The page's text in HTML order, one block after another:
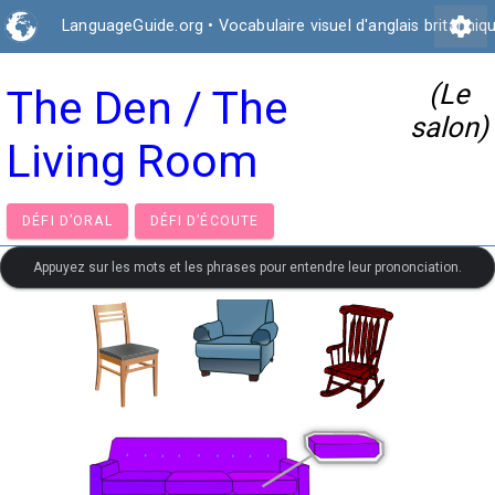
LanguageGuide.org • Vocabulaire visuel d'anglais settings
The Den / The
Living Room
(Le
salon)
DÉFI D’ORAL DÉFI D’ÉCOUTE
Appuyez sur les mots et les phrases pour entendre leur prononciation.